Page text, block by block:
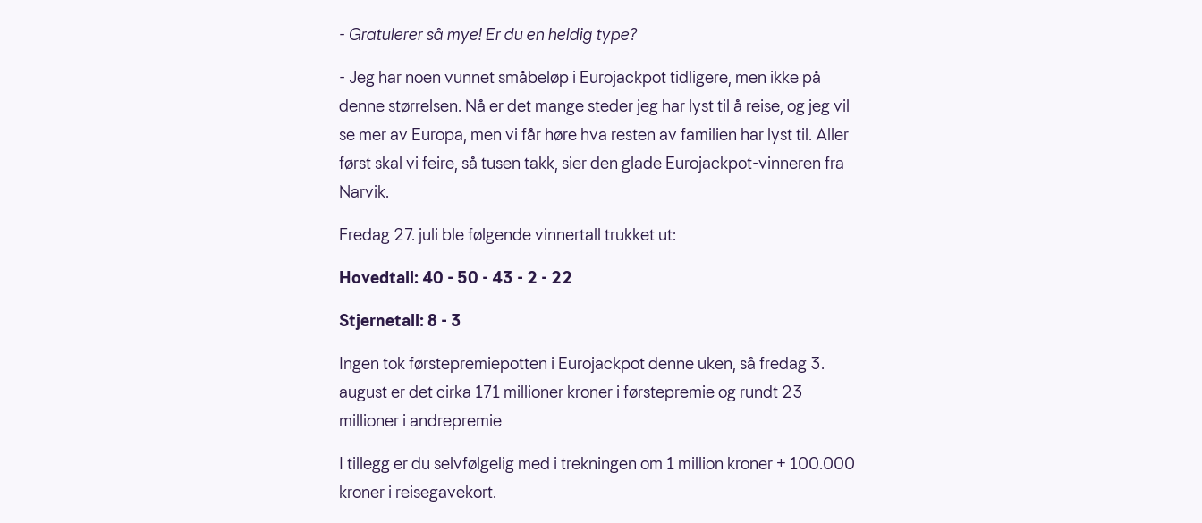
- Gratulerer så mye! Er du en heldig type?
- Jeg har noen vunnet småbeløp i Eurojackpot tidligere, men ikke på
denne størrelsen. Nå er det mange steder jeg har lyst til å reise, og jeg vil
se mer av Europa, men vi får høre hva resten av familien har lyst til. Aller
først skal vi feire, så tusen takk, sier den glade Eurojackpot-vinneren fra
Narvik.
Fredag 27. juli ble følgende vinnertall trukket ut:
Hovedtall: 40 - 50 - 43 - 2 - 22
Stjernetall: 8 - 3
Ingen tok førstepremiepotten i Eurojackpot denne uken, så fredag 3.
august er det cirka 171 millioner kroner i førstepremie og rundt 23
millioner i andrepremie
I tillegg er du selvfølgelig med i trekningen om 1 million kroner + 100.000
kroner i reisegavekort.